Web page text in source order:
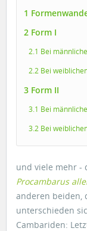
1
2 Form I
2.1 Bei
2.2 Bei
3 Form II
3.1 Bei
3.2 Bei
und viele mehr -
Procambarus
anderen beiden,
unterschieden
Cambariden: